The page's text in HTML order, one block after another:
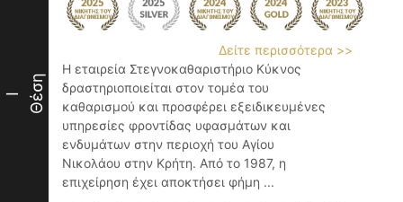
I Θέση
Δείτε περισσότερα >>
Η εταιρεία Στεγνοκαθαριστήριο Κύκνος
δραστηριοποιείται στον τομέα του
καθαρισμού και προσφέρει εξειδικευμένες
υπηρεσίες φροντίδας υφασμάτων και
ενδυμάτων στην περιοχή του Αγίου
Νικολάου στην Κρήτη. Από το 1987, η
επιχείρηση έχει αποκτήσει φήμη ...